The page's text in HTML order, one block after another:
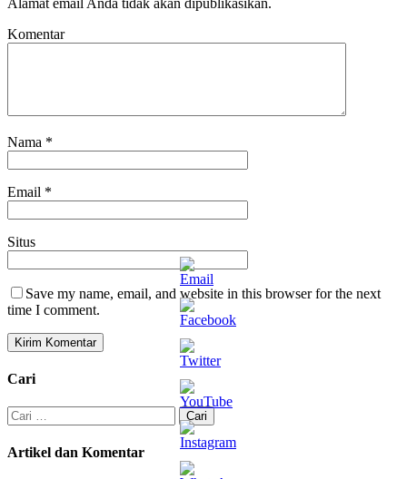
Komentar
Nama *
Email *
Situs
Save my name, email, and website in this browser for the next
time I comment.
Cari
Cari
untuk:
Artikel dan Komentar